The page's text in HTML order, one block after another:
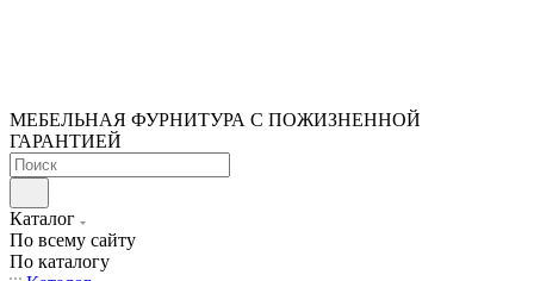
МЕБЕЛЬНАЯ ФУРНИТУРА С ПОЖИЗНЕННОЙ
ГАРАНТИЕЙ
Каталог
По всему сайту
По каталогу